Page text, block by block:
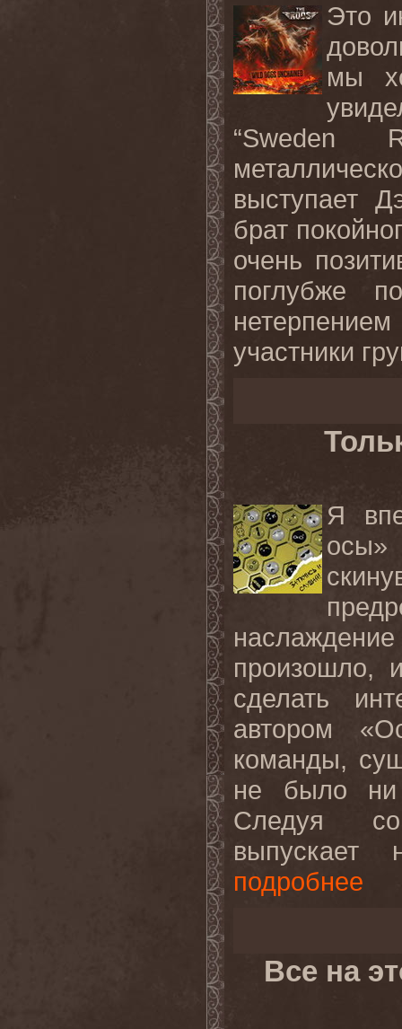
Это
мы
“Sweden
выступает
брат
очень
поглубже
участники
Я
произошло,
сделать
автором
команды,
не было ни
Следуя
выпускает
подробнее
Все на